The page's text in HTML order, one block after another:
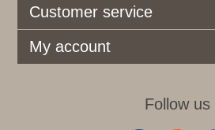
Customer service
My account
Follow us